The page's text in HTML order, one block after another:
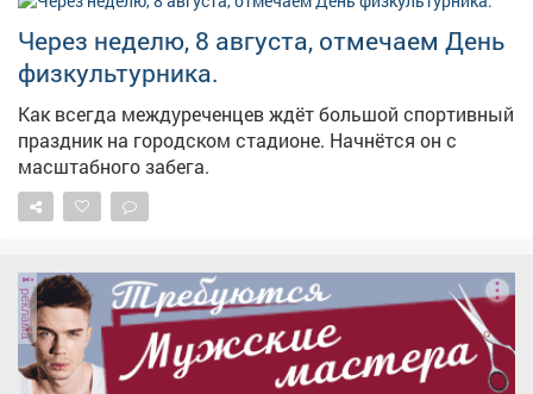
Через неделю, 8 августа, отмечаем День
физкультурника.
Как всегда междуреченцев ждёт большой спортивный
праздник на городском стадионе. Начнётся он с
масштабного забега.
реклама